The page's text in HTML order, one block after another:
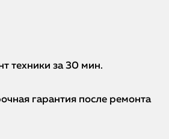
техники за 30 мин.
гарантия после ремонта